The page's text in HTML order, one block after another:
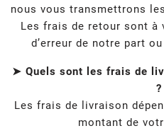
nous vous transmettrons
Les frais de retour sont à
d’erreur de notre part
➤ Quels sont les frais de
?
Les frais de livraison
montant de